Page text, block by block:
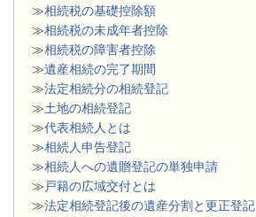
≫相続税の基礎控除額
≫相続税の未成年者控除
≫相続税の障害者控除
≫遺産相続の完了期間
≫法定相続分の相続登記
≫土地の相続登記
≫代表相続人とは
≫相続人申告登記
≫相続人への遺贈登記の単独申請
≫戸籍の広域交付とは
≫法定相続登記後の遺産分割と更正登記